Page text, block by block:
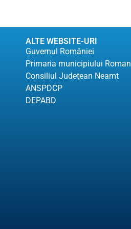
ALTE WEBSITE-URI
Guvernul României
Primaria municipiului Roman
Consiliul Judeţean Neamt
ANSPDCP
DEPABD